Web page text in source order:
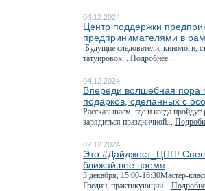
04.12.2024
Центр поддержки
предпринимателями в
Будущие следователи, кинологи,
татуировок... Подробнее...
04.12.2024
Впереди волшебная пора
подарков, сделанных с
Рассказываем, где и когда
зарядиться праздничной...
02.12.2024
Это #Дайджест_ЦПП!
ближайшее время
3 декабря, 15:00-16:30Мастер-
Гредин, практикующий...